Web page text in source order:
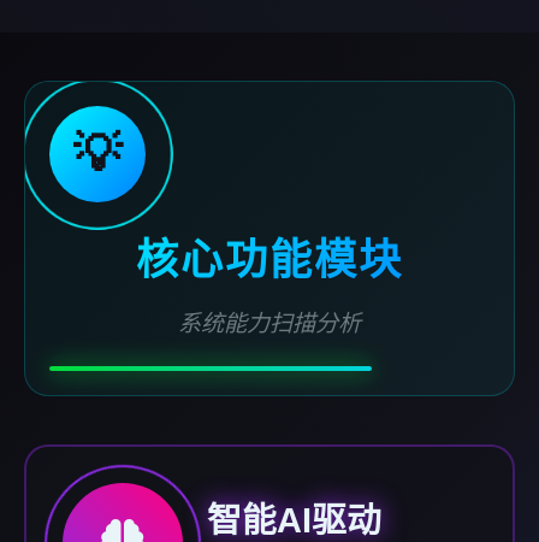
💡
核心功能模块
系统能力扫描分析
智能AI驱动